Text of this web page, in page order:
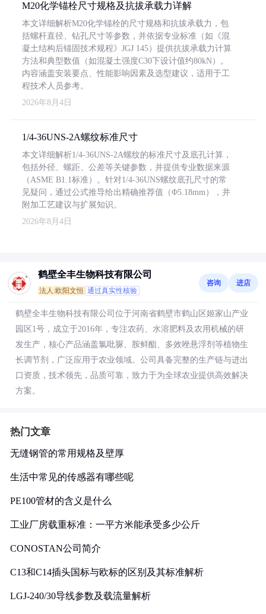
M20化学锚栓尺寸规格及抗拔承载力详解
本文详细解析M20化学锚栓的尺寸规格和抗拔承载力，包
括螺杆直径、钻孔尺寸等参数，并依据专业标准（如《混
凝土结构后锚固技术规程》JGJ 145）提供抗拔承载力计算
方法和典型数值（如混凝土强度C30下设计值约80kN）。
内容涵盖安装要点、性能影响因素及选型建议，适用于工
程技术人员参考。
2026年8月4日
1/4-36UNS-2A螺纹标准尺寸
本文详细解析1/4-36UNS-2A螺纹的标准尺寸及底孔计算，
包括外径、螺距、公差等关键参数，并提供专业数据来源
（ASME B1.1标准）。针对1/4-36UNS螺纹底孔尺寸的常
见疑问，通过公式推导给出精确推荐值（Φ5.18mm），并
附加工艺建议与扩展知识。
2026年8月4日
鹤壁全丰生物科技有限公司
法人:欧阳文恒 通过真实性核验
咨询 进店
鹤壁全丰生物科技有限公司位于河南省鹤壁市鹤山区姬家山产业
园区1号，成立于2016年，专注农药、水溶肥料及农用机械的研
发生产，核心产品涵盖氯吡脲、胺鲜酯、多效唑悬浮剂等植物生
长调节剂，广泛应用于农业领域。公司具备完整的生产链与进出
口资质，技术领先，品质可靠，致力于为全球农业提供高效解决
方案。
热门文章
无缝钢管的常用规格及壁厚
生活中常见的传感器有哪些呢
PE100管材的含义是什么
工业厂房载重标准：一平方米能承受多少公斤
CONOSTAN公司简介
C13和C14插头国标与欧标的区别及其标准解析
LGJ-240/30导线参数及载流量解析